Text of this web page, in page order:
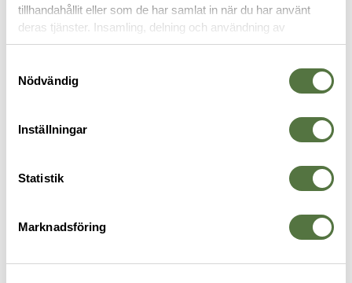
tillhandahållit eller som de har samlat in när du har använt
deras tjänster. Insamling, delning och användning av
personuppgifter kan användas för personalisering av
Nödvändig
Inställningar
Statistik
Marknadsföring
SNUGPAK
79 kr